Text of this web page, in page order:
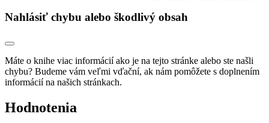
Nahlásiť chybu alebo škodlivý obsah
Máte o knihe viac informácií ako je na tejto stránke alebo ste našli
chybu? Budeme vám veľmi vďační, ak nám pomôžete s doplnením
informácií na našich stránkach.
Hodnotenia